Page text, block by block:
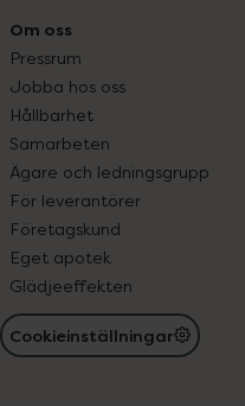
Om oss
Pressrum
Jobba hos oss
Hållbarhet
Samarbeten
Ägare och ledningsgrupp
För leverantörer
Företagskund
Eget apotek
Glädjeeffekten
Cookieinställningar